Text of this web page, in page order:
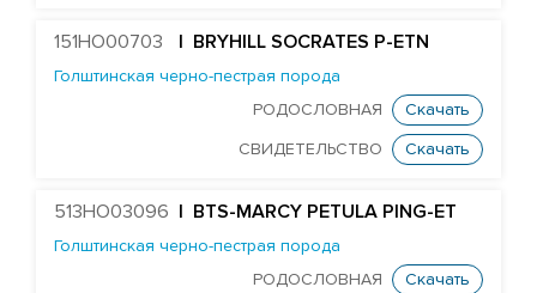
MR SUPERHERO DEDICATE-ET
MR OAK DELCO 57279-ET
Farnear Delta-Beta 241-ET
MR UNO DESIGN 1428-ET
151HO00703 | BRYHILL SOCRATES P-ETN
Голштинская черно-пестрая порода
РОДОСЛОВНАЯ
Скачать
СВИДЕТЕЛЬСТВО Скачать
513HO03096 | BTS-MARCY PETULA PING-ET
Голштинская черно-пестрая порода
РОДОСЛОВНАЯ
Скачать